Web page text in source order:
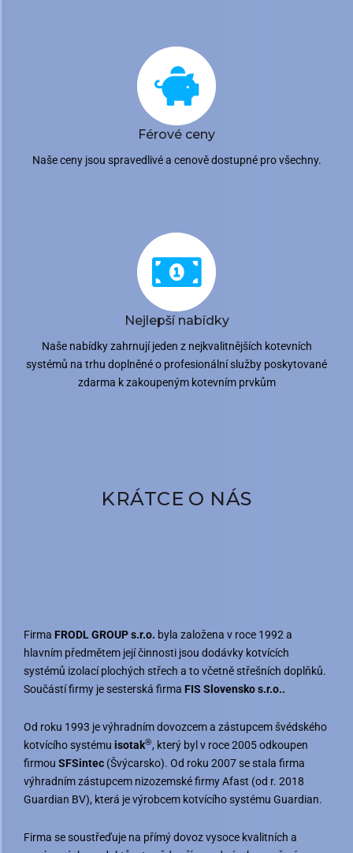
Férové ceny
Naše ceny jsou spravedlivé a cenově dostupné pro všechny.
Nejlepší nabídky
Naše nabídky zahrnují jeden z nejkvalitnějších kotevních
systémů na trhu doplněné o profesionální služby poskytované
zdarma k zakoupeným kotevním prvkům
KRÁTCE O NÁS
Firma FRODL GROUP s.r.o. byla založena v roce 1992 a
hlavním předmětem její činnosti jsou dodávky kotvících
systémů izolací plochých střech a to včetně střešních doplňků.
Součástí firmy je sesterská firma FIS Slovensko s.r.o..
Od roku 1993 je výhradním dovozcem a zástupcem švédského
kotvícího systému isotak®, který byl v roce 2005 odkoupen
firmou SFSintec(Švýcarsko). Od roku 2007 se stala firma
výhradním zástupcem nizozemské firmy Afast (od r. 2018
Guardian BV), která je výrobcem kotvícího systému Guardian.
Firma se soustřeďuje na přímý dovoz vysoce kvalitních a